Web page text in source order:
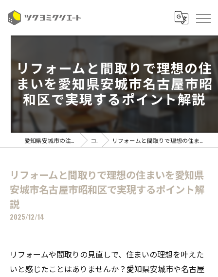
リフォームと間取りで理想の住
まいを愛知県安城市名古屋市昭
和区で実現するポイント解説
コラム リフォームと間取りで理想の住まいを愛知県安城市名古屋市昭和区で実現するポイント解説
リフォームと間取りで理想の住まいを愛知県
安城市名古屋市昭和区で実現するポイント解
説
2025/12/14
リフォームや間取りの見直しで、住まいの理想を叶えた
いと感じたことはありませんか？愛知県安城市や名古屋